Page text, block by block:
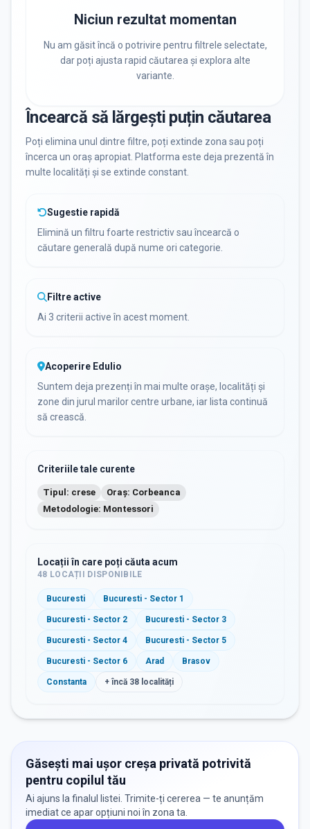
Resetează filtrele
Niciun rezultat momentan
Nu am găsit încă o potrivire pentru filtrele selectate,
dar poți ajusta rapid căutarea și explora alte
variante.
Încearcă să lărgești puțin căutarea
Poți elimina unul dintre filtre, poți extinde zona sau poți
încerca un oraș apropiat. Platforma este deja prezentă în
multe localități și se extinde constant.
Sugestie rapidă
Elimină un filtru foarte restrictiv sau încearcă o
căutare generală după nume ori categorie.
Filtre active
Ai 3 criterii active în acest moment.
Acoperire Edulio
Suntem deja prezenți în mai multe orașe, localități și
zone din jurul marilor centre urbane, iar lista continuă
să crească.
Criteriile tale curente
Tipul: crese
Oraș: Corbeanca
Metodologie: Montessori
Locații în care poți căuta acum
48 LOCAȚII DISPONIBILE
Bucuresti Bucuresti - Sector 1
Bucuresti - Sector 2 Bucuresti - Sector 3
Bucuresti - Sector 4 Bucuresti - Sector 5
Bucuresti - Sector 6 Arad Brasov
Constanta + încă 38 localități
Găsești mai ușor creșa privată potrivită
pentru copilul tău
Ai ajuns la finalul listei. Trimite-ți cererea — te anunțăm
imediat ce apar opțiuni noi în zona ta.